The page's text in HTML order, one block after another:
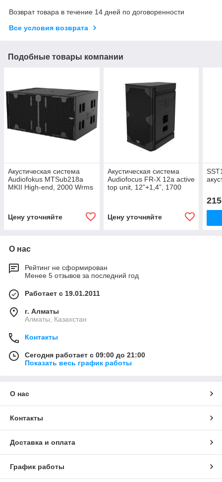
Возврат товара в течение 14 дней по договоренности
Все условия возврата
Подобные товары компании
Акустическая система
Audiofokus MTSub218a
MKII High-end, 2000 Wrms
Цену уточняйте
Акустическая система
Audiofocus FR-X 12a active
top unit, 12”+1,4”, 1700
Цену уточняйте
О нас
Рейтинг не сформирован
Менее 5 отзывов за последний год
Работает с 19.01.2011
г. Алматы
Алматы, Казахстан
Контакты
Сегодня работает с 09:00 до 21:00
Показать весь график работы
О нас
Контакты
Доставка и оплата
График работы